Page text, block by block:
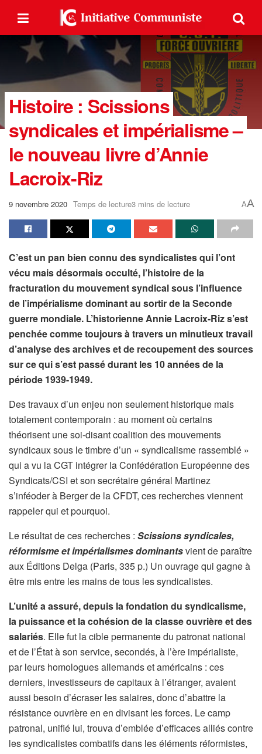
Histoire : Scissions
syndicales et impérialisme –
le nouveau livre d’Annie
Lacroix-Riz
9 novembre 2020 Temps de lecture3 mins de lecture AA
C’est un pan bien connu des syndicalistes qui l’ont
vécu mais désormais occulté, l’histoire de la
fracturation du mouvement syndical sous l’influence
de l’impérialisme dominant au sortir de la Seconde
guerre mondiale. L’historienne Annie Lacroix-Riz s’est
penchée comme toujours à travers un minutieux travail
d’analyse des archives et de recoupement des sources
sur ce qui s’est passé durant les 10 années de la
période 1939-1949.
Des travaux d’un enjeu non seulement historique mais
totalement contemporain : au moment où certains
théorisent une soi-disant coalition des mouvements
syndicaux sous le timbre d’un « syndicalisme rassemblé »
qui a vu la CGT intégrer la Confédération Européenne des
Syndicats/CSI et son secrétaire général Martinez
s’inféoder à Berger de la CFDT, ces recherches viennent
rappeler qui et pourquoi.
Le résultat de ces recherches : Scissions syndicales,
réformisme et impérialismes dominantsvient de paraître
aux Éditions Delga (Paris, 335 p.) Un ouvrage qui gagne à
être mis entre les mains de tous les syndicalistes.
L’unité a assuré, depuis la fondation du syndicalisme,
la puissance et la cohésion de la classe ouvrière et des
salariés. Elle fut la cible permanente du patronat national
et de l’État à son service, secondés, à l’ère impérialiste,
par leurs homologues allemands et américains : ces
derniers, investisseurs de capitaux à l’étranger, avaient
aussi besoin d’écraser les salaires, donc d’abattre la
résistance ouvrière en en divisant les forces. Le camp
patronal, unifié lui, trouva d’emblée d’efficaces alliés contre
les syndicalistes combatifs dans les éléments réformistes,